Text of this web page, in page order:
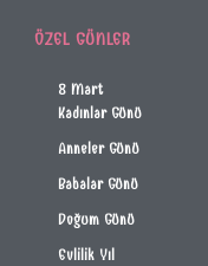
ÖZEL GÜNLER
8 Mart
Kadınlar Günü
Anneler Günü
Babalar Günü
Doğum Günü
Evlilik Yıl